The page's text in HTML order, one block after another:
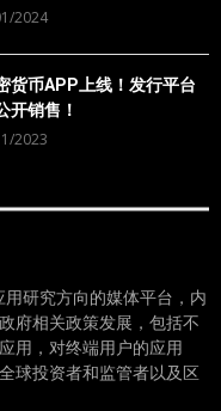
2024
货币APP上线！发行平台
开销售！
2023
研究方向的媒体平台，内
府相关政策发展，包括不
用，对终端用户的应用
球投资者和监管者以及区